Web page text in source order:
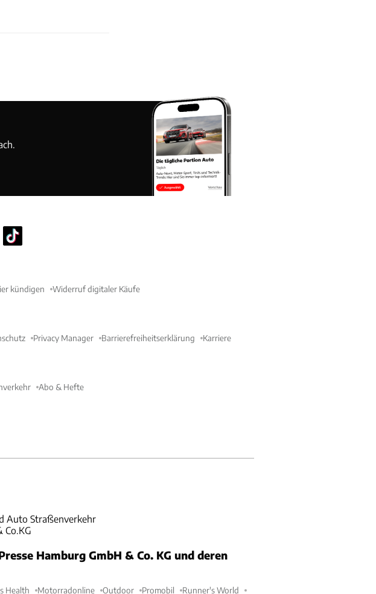
kündigen Widerruf digitaler Käufe
Privacy Manager Barrierefreiheitserklärung Karriere
Abo & Hefte
Auto Straßenverkehr
Co.KG
Hamburg GmbH & Co. KG und deren
Health Motorradonline Outdoor Promobil Runner's World